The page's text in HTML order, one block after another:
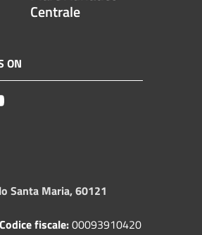
Centrale
ON
Santa Maria, 60121
fiscale:00093910420